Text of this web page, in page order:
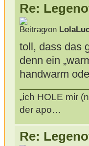
Re:
von
toll, dass das
denn ein
handwarm
„ich HOLE mir
der apo…
Re: